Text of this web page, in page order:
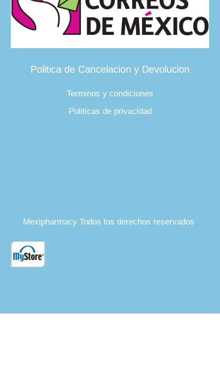
Politica de Cancelacion y Devolucion
Terminos y condiciones
Politicas de privacidad
Mexipharmacy Todos los derechos reservados